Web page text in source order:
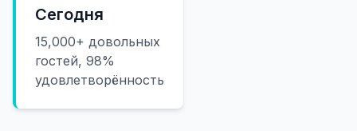
Сегодня
15,000+ довольных
гостей, 98%
удовлетворённость